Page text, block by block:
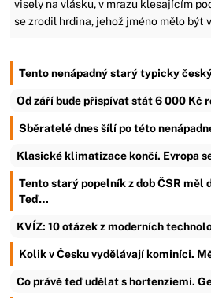
visely na vlásku, v mrazu klesajícím
se zrodil hrdina, jehož jméno mělo být
Tento nenápadný starý typicky
Od září bude přispívat stát 6 000 Kč
Sběratelé dnes šílí po této
Klasické klimatizace končí. Evropa
Tento starý popelník z dob ČSR měl
Teď…
KVÍZ: 10 otázek z moderních
Kolik v Česku vydělávají kominíci.
Co právě teď udělat s hortenziemi.